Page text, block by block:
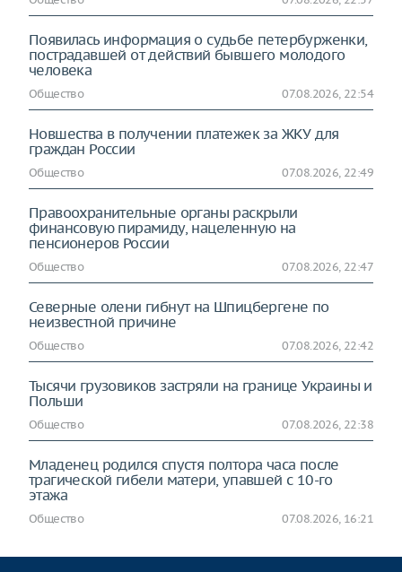
Появилась информация о судьбе петербурженки,
пострадавшей от действий бывшего молодого
человека
Общество 07.08.2026, 22:54
Новшества в получении платежек за ЖКУ для
граждан России
Общество 07.08.2026, 22:49
Правоохранительные органы раскрыли
финансовую пирамиду, нацеленную на
пенсионеров России
Общество 07.08.2026, 22:47
Северные олени гибнут на Шпицбергене по
неизвестной причине
Общество 07.08.2026, 22:42
Тысячи грузовиков застряли на границе Украины и
Польши
Общество 07.08.2026, 22:38
Младенец родился спустя полтора часа после
трагической гибели матери, упавшей с 10-го
этажа
Общество 07.08.2026, 16:21